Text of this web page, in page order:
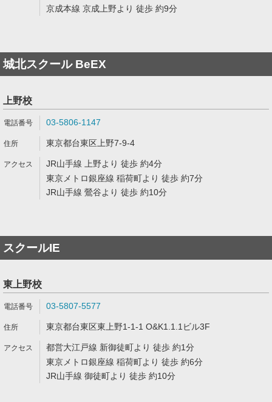
京成本線 京成上野より 徒歩 約9分
城北スクール BeEX
上野校
03-5806-1147
東京都台東区上野7-9-4
JR山手線 上野より 徒歩 約4分
東京メトロ銀座線 稲荷町より 徒歩 約7分
JR山手線 鶯谷より 徒歩 約10分
スクールIE
東上野校
03-5807-5577
東京都台東区東上野1-1-1 O&K1.1.1ビル3F
都営大江戸線 新御徒町より 徒歩 約1分
東京メトロ銀座線 稲荷町より 徒歩 約6分
JR山手線 御徒町より 徒歩 約10分